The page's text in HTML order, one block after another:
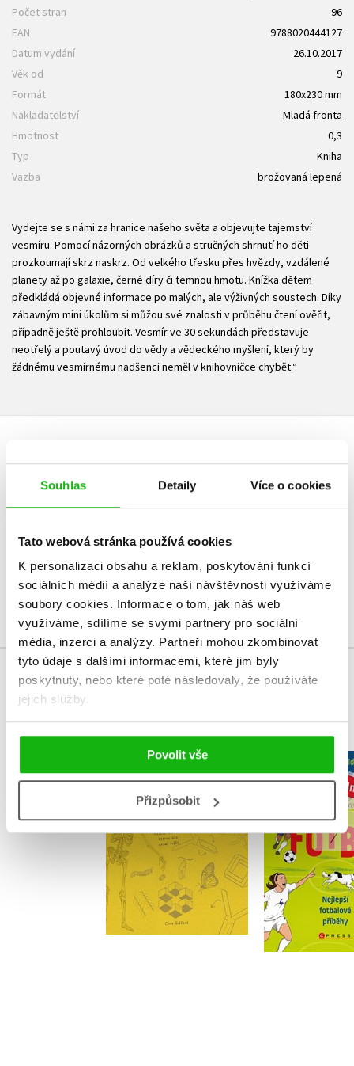
Souhlas Detaily Více o cookies
Tato webová stránka používá cookies
K personalizaci obsahu a reklam, poskytování funkcí
sociálních médií a analýze naší návštěvnosti využíváme
soubory cookies. Informace o tom, jak náš web
využíváme, sdílíme se svými partnery pro sociální
média, inzerci a analýzy. Partneři mohou zkombinovat
tyto údaje s dalšími informacemi, které jim byly
poskytnuty, nebo které poté následovaly, že používáte
jejich služby.
Povolit vše
Přizpůsobit
Počet stran
96
EAN
9788020444127
Datum vydání
26.10.2017
Věk od
9
Formát
180x230 mm
Nakladatelství
Mladá fronta
Hmotnost
0,3
Typ
Kniha
Vazba
brožovaná lepená
Vydejte se s námi za hranice našeho světa a objevujte tajemství
vesmíru. Pomocí názorných obrázků a stručných shrnutí ho děti
prozkoumají skrz naskrz. Od velkého třesku přes hvězdy, vzdálené
planety až po galaxie, černé díry či temnou hmotu. Knížka dětem
předkládá objevné informace po malých, ale výživných soustech. Díky
zábavným mini úkolům si můžou své znalosti v průběhu čtení ověřit,
případně ještě prohloubit. Vesmír ve 30 sekundách představuje
neotřelý a poutavý úvod do vědy a vědeckého myšlení, který by
žádnému vesmírnému nadšenci neměl v knihovničce chybět.“
V současné době nejsou vytvořena žádná uživatelská hodnocení.
Vaše hodnocení
Uživatelskou recenzi mohou vkládat pouze registrovaní uživatelé
Přihlásit
MOHLO BY VÁS TAKÉ ZAJÍMAT
Tohle není věda
Clive Gifford
Do košíku
229 Kč
183 Kč
Nejlepší
Matt
Do
295 Kč